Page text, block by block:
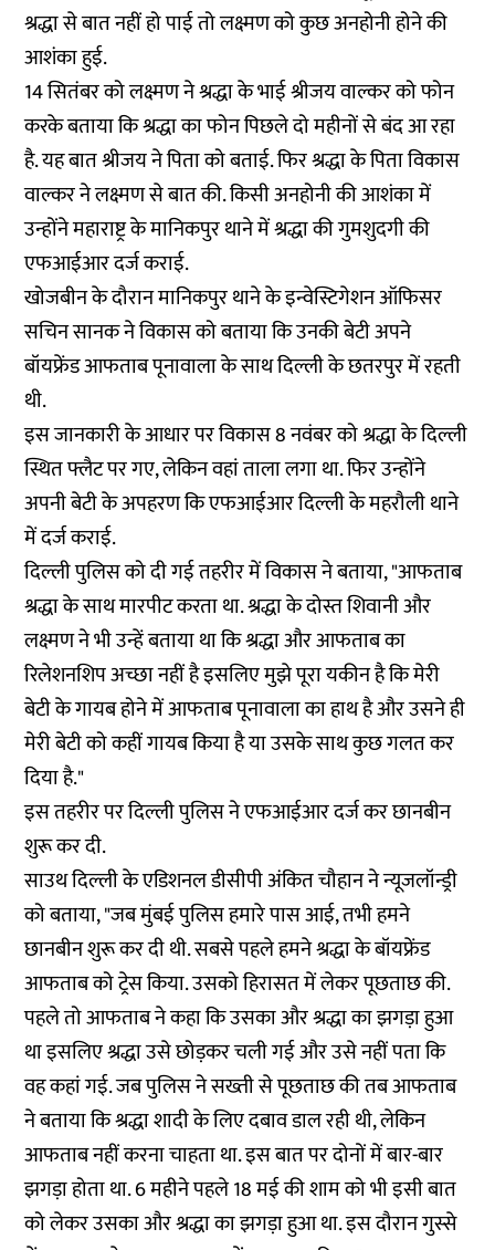
श्रद्धा से बात नहीं हो पाई तो लक्ष्मण को कुछ अनहोनी होने की
आशंका हुई.
14 सितंबर को लक्ष्मण ने श्रद्धा के भाई श्रीजय वाल्कर को फोन
करके बताया कि श्रद्धा का फोन पिछले दो महीनों से बंद आ रहा
है. यह बात श्रीजय ने पिता को बताई. फिर श्रद्धा के पिता विकास
वाल्कर ने लक्ष्मण से बात की. किसी अनहोनी की आशंका में
उन्होंने महाराष्ट्र के मानिकपुर थाने में श्रद्धा की गुमशुदगी की
एफआईआर दर्ज कराई.
खोजबीन के दौरान मानिकपुर थाने के इन्वेस्टिगेशन ऑफिसर
सचिन सानक ने विकास को बताया कि उनकी बेटी अपने
बॉयफ्रेंड आफताब पूनावाला के साथ दिल्ली के छतरपुर में रहती
थी.
इस जानकारी के आधार पर विकास 8 नवंबर को श्रद्धा के दिल्ली
स्थित फ्लैट पर गए, लेकिन वहां ताला लगा था. फिर उन्होंने
अपनी बेटी के अपहरण कि एफआईआर दिल्ली के महरौली थाने
में दर्ज कराई.
दिल्ली पुलिस को दी गई तहरीर में विकास ने बताया, "आफताब
श्रद्धा के साथ मारपीट करता था. श्रद्धा के दोस्त शिवानी और
लक्ष्मण ने भी उन्हें बताया था कि श्रद्धा और आफताब का
रिलेशनशिप अच्छा नहीं है इसलिए मुझे पूरा यकीन है कि मेरी
बेटी के गायब होने में आफताब पूनावाला का हाथ है और उसने ही
मेरी बेटी को कहीं गायब किया है या उसके साथ कुछ गलत कर
दिया है."
इस तहरीर पर दिल्ली पुलिस ने एफआईआर दर्ज कर छानबीन
शुरू कर दी.
साउथ दिल्ली के एडिशनल डीसीपी अंकित चौहान ने न्यूजलॉन्ड्री
को बताया, "जब मुंबई पुलिस हमारे पास आई, तभी हमने
छानबीन शुरू कर दी थी. सबसे पहले हमने श्रद्धा के बॉयफ्रेंड
आफताब को ट्रेस किया. उसको हिरासत में लेकर पूछताछ की.
पहले तो आफताब ने कहा कि उसका और श्रद्धा का झगड़ा हुआ
था इसलिए श्रद्धा उसे छोड़कर चली गई और उसे नहीं पता कि
वह कहां गई. जब पुलिस ने सख्ती से पूछताछ की तब आफताब
ने बताया कि श्रद्धा शादी के लिए दबाव डाल रही थी, लेकिन
आफताब नहीं करना चाहता था. इस बात पर दोनों में बार-बार
झगड़ा होता था. 6 महीने पहले 18 मई की शाम को भी इसी बात
को लेकर उसका और श्रद्धा का झगड़ा हुआ था. इस दौरान गुस्से